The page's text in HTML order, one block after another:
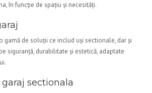
în funcție de spațiu și necesități.
gamă de soluții ce includ uși sectionale, dar și
siguranță, durabilitate și estetică, adaptate
sectionala